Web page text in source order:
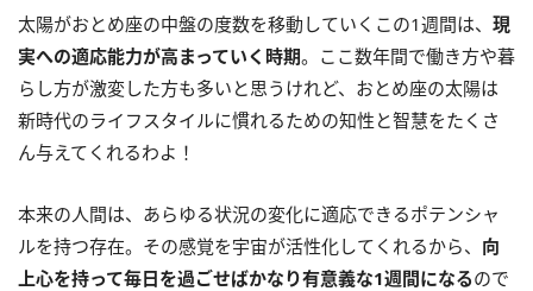
太陽がおとめ座の中盤の度数を移動していくこの1週間は、 現
実への適応能力が高まっていく時期。ここ数年間で働き方や暮
らし方が激変した方も多いと思うけれど、おとめ座の太陽は
新時代のライフスタイルに慣れるための知性と智慧をたくさ
ん与えてくれるわよ！
本来の人間は、あらゆる状況の変化に適応できるポテンシャ
ルを持つ存在。その感覚を宇宙が活性化してくれるから、 向
上心を持って毎日を過ごせばかなり有意義な1週間になるので